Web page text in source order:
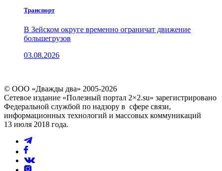
Транспорт
В Зейском округе временно ограничат движение
большегрузов
03.08.2026
© ООО «Дважды два» 2005-2026
Сетевое издание «Полезный портал 2×2.su» зарегистрировано
Федеральной службой по надзору в сфере связи,
информационных технологий и массовых коммуникаций
13 июля 2018 года.